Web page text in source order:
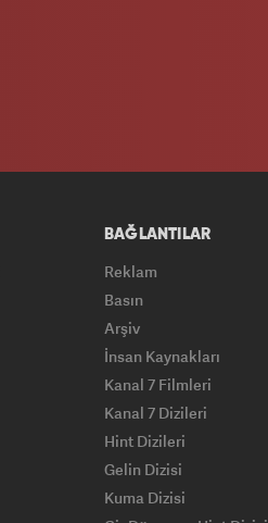
BAĞLANTILAR
Reklam
Basın
Arşiv
İnsan Kaynakları
Kanal 7 Filmleri
Kanal 7 Dizileri
Hint Dizileri
Gelin Dizisi
Kuma Dizisi